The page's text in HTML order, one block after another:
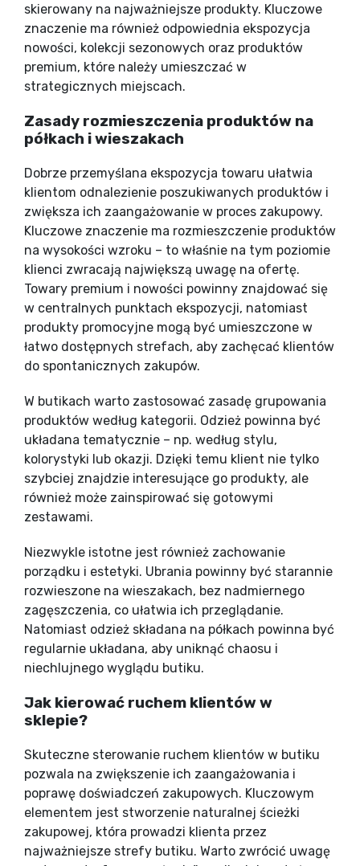
skierowany na najważniejsze produkty. Kluczowe
znaczenie ma również odpowiednia ekspozycja
nowości, kolekcji sezonowych oraz produktów
premium, które należy umieszczać w
strategicznych miejscach.
Zasady rozmieszczenia produktów na
półkach i wieszakach
Dobrze przemyślana ekspozycja towaru ułatwia
klientom odnalezienie poszukiwanych produktów i
zwiększa ich zaangażowanie w proces zakupowy.
Kluczowe znaczenie ma rozmieszczenie produktów
na wysokości wzroku – to właśnie na tym poziomie
klienci zwracają największą uwagę na ofertę.
Towary premium i nowości powinny znajdować się
w centralnych punktach ekspozycji, natomiast
produkty promocyjne mogą być umieszczone w
łatwo dostępnych strefach, aby zachęcać klientów
do spontanicznych zakupów.
W butikach warto zastosować zasadę grupowania
produktów według kategorii. Odzież powinna być
układana tematycznie – np. według stylu,
kolorystyki lub okazji. Dzięki temu klient nie tylko
szybciej znajdzie interesujące go produkty, ale
również może zainspirować się gotowymi
zestawami.
Niezwykle istotne jest również zachowanie
porządku i estetyki. Ubrania powinny być starannie
rozwieszone na wieszakach, bez nadmiernego
zagęszczenia, co ułatwia ich przeglądanie.
Natomiast odzież składana na półkach powinna być
regularnie układana, aby uniknąć chaosu i
niechlujnego wyglądu butiku.
Jak kierować ruchem klientów w
sklepie?
Skuteczne sterowanie ruchem klientów w butiku
pozwala na zwiększenie ich zaangażowania i
poprawę doświadczeń zakupowych. Kluczowym
elementem jest stworzenie naturalnej ścieżki
zakupowej, która prowadzi klienta przez
najważniejsze strefy butiku. Warto zwrócić uwagę